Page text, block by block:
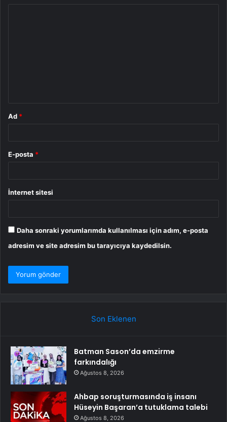
Ad *
E-posta *
İnternet sitesi
Daha sonraki yorumlarımda kullanılması için adım, e-posta
adresim ve site adresim bu tarayıcıya kaydedilsin.
Son Eklenen
Batman Sason’da emzirme
farkındalığı
Ağustos 8, 2026
Ahbap soruşturmasında iş insanı
Hüseyin Başaran’a tutuklama talebi
Ağustos 8, 2026